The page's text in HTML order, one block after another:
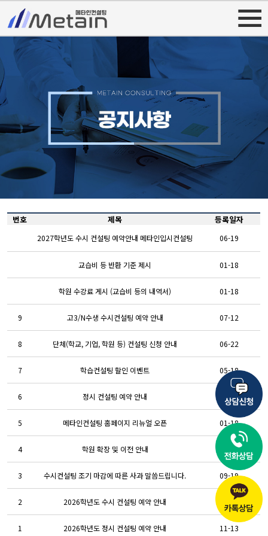
번호 제목 등록일자
2027학년도 수시 컨설팅 예약안내 메타인입시컨설팅 06-19
교습비 등 반환 기준 제시 01-18
학원 수강료 게시 (교습비 등의 내역서) 01-18
9 고3/N수생 수시컨설팅 예약 안내 07-12
8 단체(학교, 기업, 학원 등) 컨설팅 신청 안내 06-22
7 학습컨설팅 할인 이벤트 05-18
6 정시 컨설팅 예약 안내 11-16
5 메타인컨설팅 홈페이지 리뉴얼 오픈 01-18
4 학원 확장 및 이전 안내 05-22
3 수시컨설팅 조기 마감에 따른 사과 말씀드립니다. 09-19
2 2026학년도 수시 컨설팅 예약 안내 07-07
1 2026학년도 정시 컨설팅 예약 안내 11-13